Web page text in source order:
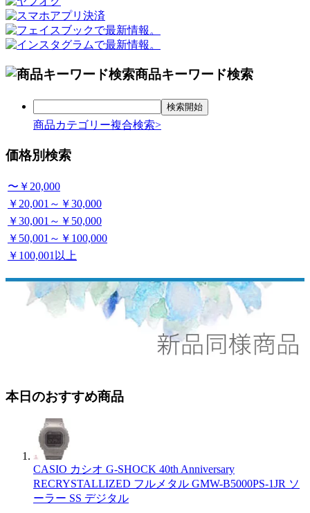
商品キーワード検索
商品カテゴリー複合検索>
価格別検索
〜￥20,000
￥20,001～￥30,000
￥30,001～￥50,000
￥50,001～￥100,000
￥100,001以上
本日のおすすめ商品
CASIO カシオ G-SHOCK 40th Anniversary
RECRYSTALLIZED フルメタル GMW-B5000PS-1JR ソ
ーラー SS デジタル